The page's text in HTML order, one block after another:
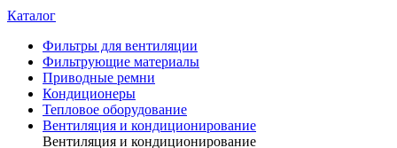
Каталог
Фильтры для вентиляции
Фильтрующие материалы
Приводные ремни
Кондиционеры
Тепловое оборудование
Вентиляция и кондиционирование
Вентиляция и кондиционирование